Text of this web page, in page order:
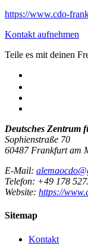
https://www.cdo-
Kontakt aufnehmen
Teile es mit deinen
Deutsches Zentrum
Sophienstraße 70
60487 Frankfurt am
E-Mail:
Telefon: +49 178
Website: https://
Sitemap
Kontakt